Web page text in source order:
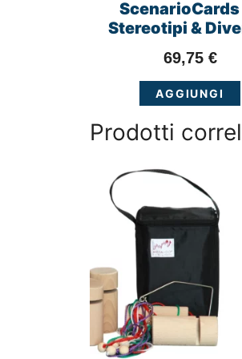
Stereotipi &
69,75 €
AGGIUNGI
Prodotti